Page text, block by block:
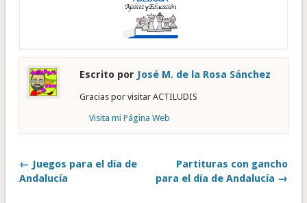
Escrito por José M. de la Rosa Sánchez
Gracias por visitar ACTILUDIS
Visita mi Página Web
← Juegos para el día de
Andalucía
Partituras con gancho
para el día de Andalucía →